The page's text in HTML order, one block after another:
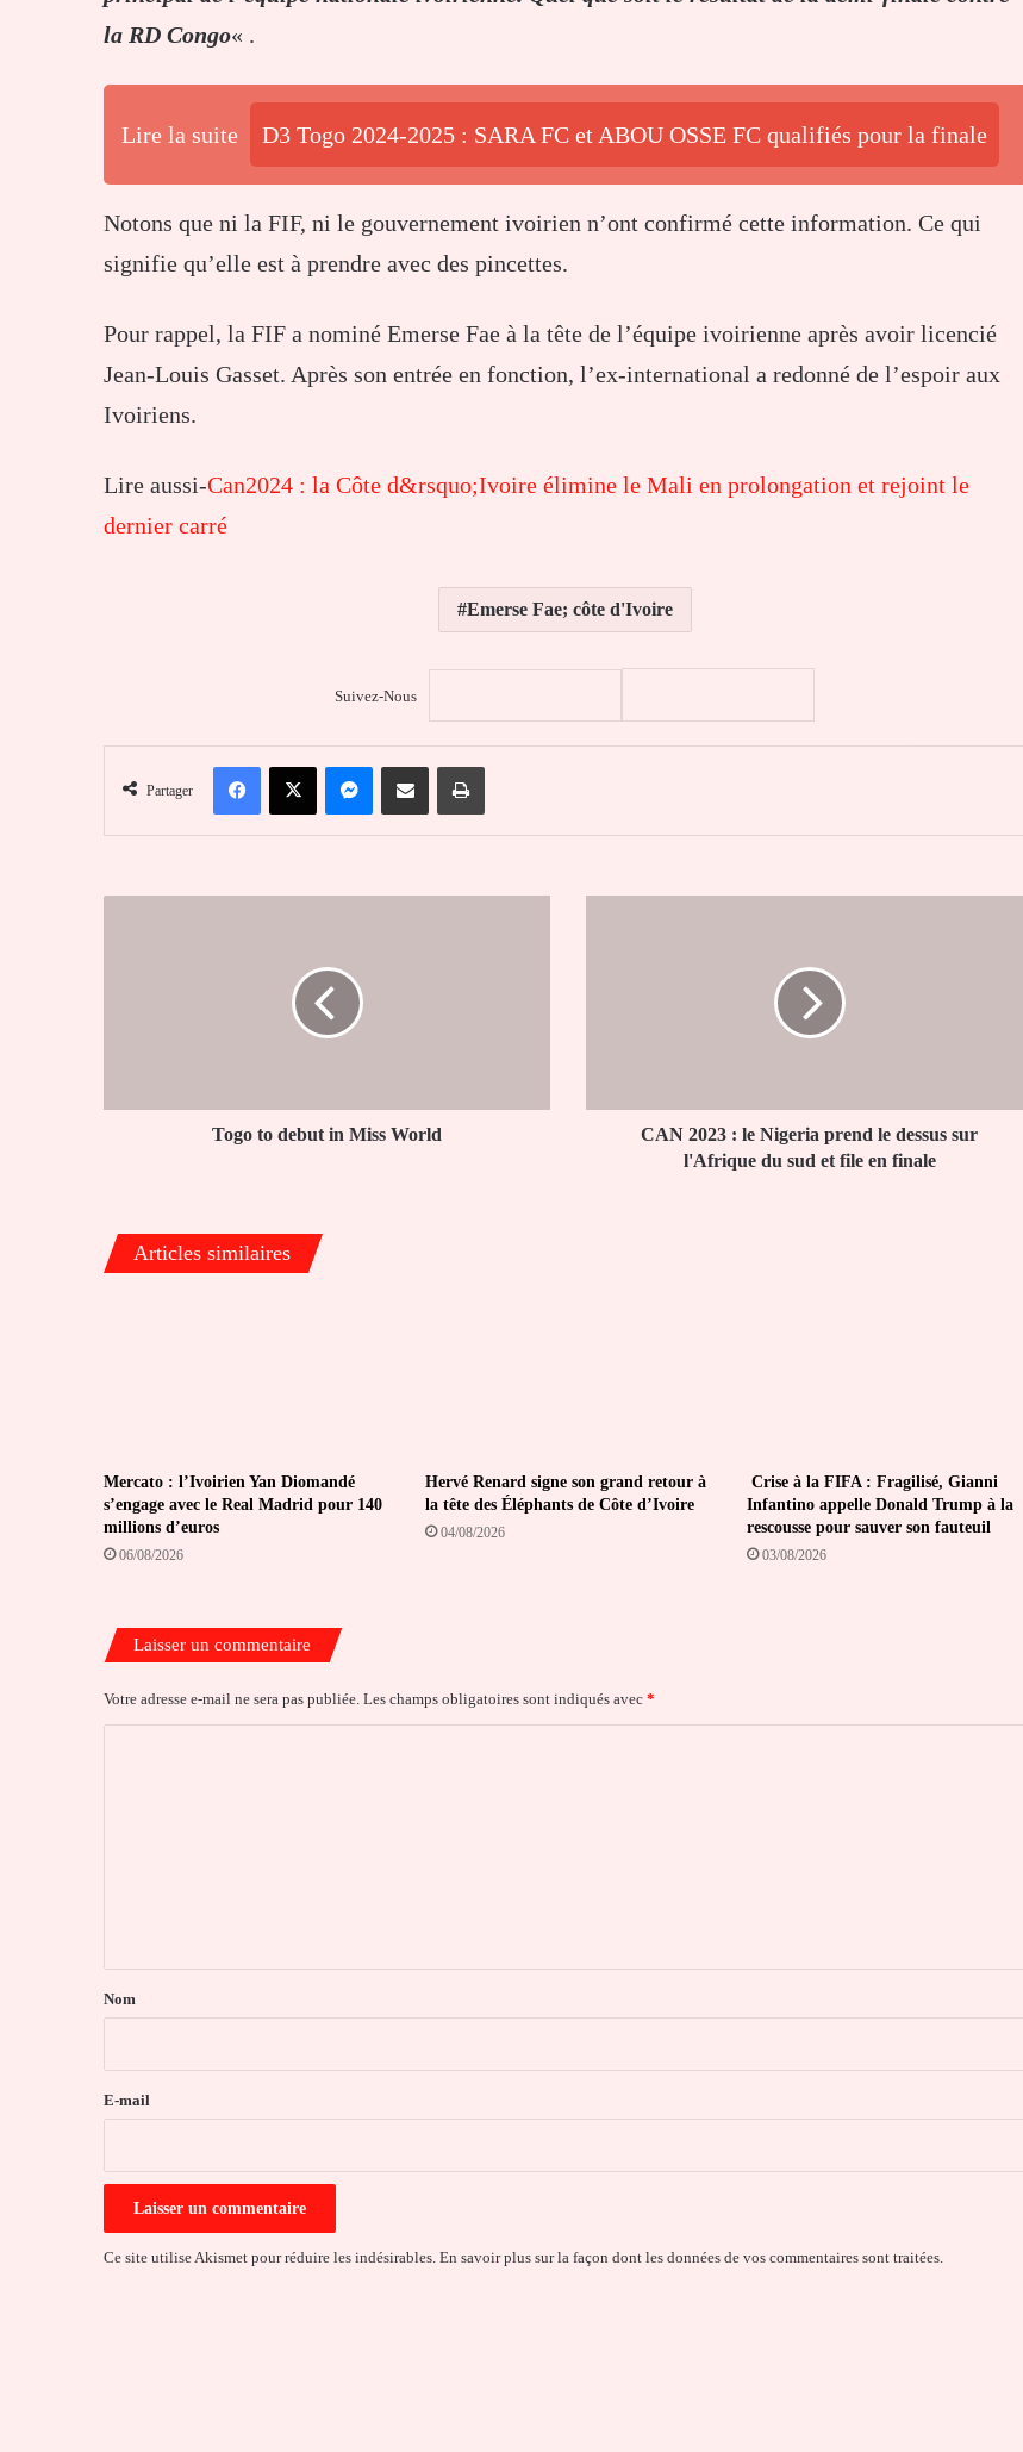
la RD Congo« .
Lire la suite D3 Togo 2024-2025 : SARA FC et ABOU OSSE FC qualifiés pour la finale
Notons que ni la FIF, ni le gouvernement ivoirien n’ont confirmé cette information. Ce qui
signifie qu’elle est à prendre avec des pincettes.
Pour rappel, la FIF a nominé Emerse Fae à la tête de l’équipe ivoirienne après avoir licencié
Jean-Louis Gasset. Après son entrée en fonction, l’ex-international a redonné de l’espoir aux
Ivoiriens.
Lire aussi-Can2024 : la Côte d&rsquo;Ivoire élimine le Mali en prolongation et rejoint le
dernier carré
Emerse Fae; côte d'Ivoire
Suivez-Nous
Partager
FacebookX MessengerPartager par email Imprimer
Togo to debut in Miss World
sur
CAN 2023 : le Nigeria prend le dessus sur
l'Afrique du sud et file en finale
Articles similaires
Mercato : l’Ivoirien Yan Diomandé
s’engage avec le Real Madrid pour 140
millions d’euros
06/08/2026
Hervé Renard signe son grand retour à
la tête des Éléphants de Côte d’Ivoire
04/08/2026
Crise à la FIFA : Fragilisé, Gianni
Infantino appelle Donald Trump à la
rescousse pour sauver son fauteuil
03/08/2026
Laisser un commentaire
Votre adresse e-mail ne sera pas publiée. Les champs obligatoires sont indiqués avec *
a
e
Nom
E-mail
Ce site utilise Akismet pour réduire les indésirables. En savoir plus sur la façon dont les données de vos commentaires sont traitées